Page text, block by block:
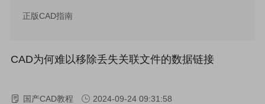
正版CAD指南
CAD为何难以移除丢失关联文件的数据链接
国产CAD教程
2024-09-24 09:31:58